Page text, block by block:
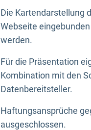
Die Kartendarstellung
Webseite
werden.
Für die Präsentation
Kombination mit den
Datenbereitsteller.
Haftungsansprüche
ausgeschlossen.